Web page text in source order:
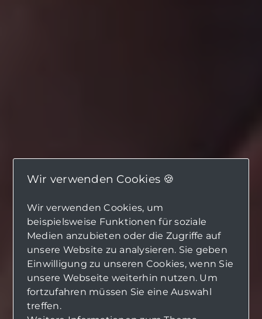
Wir verwenden Cookies 🍪
Wir verwenden Cookies, um
beispielsweise Funktionen für soziale
Medien anzubieten oder die Zugriffe auf
unsere Website zu analysieren. Sie geben
Einwilligung zu unseren Cookies, wenn Sie
unsere Webseite weiterhin nutzen. Um
fortzufahren müssen Sie eine Auswahl
treffen.